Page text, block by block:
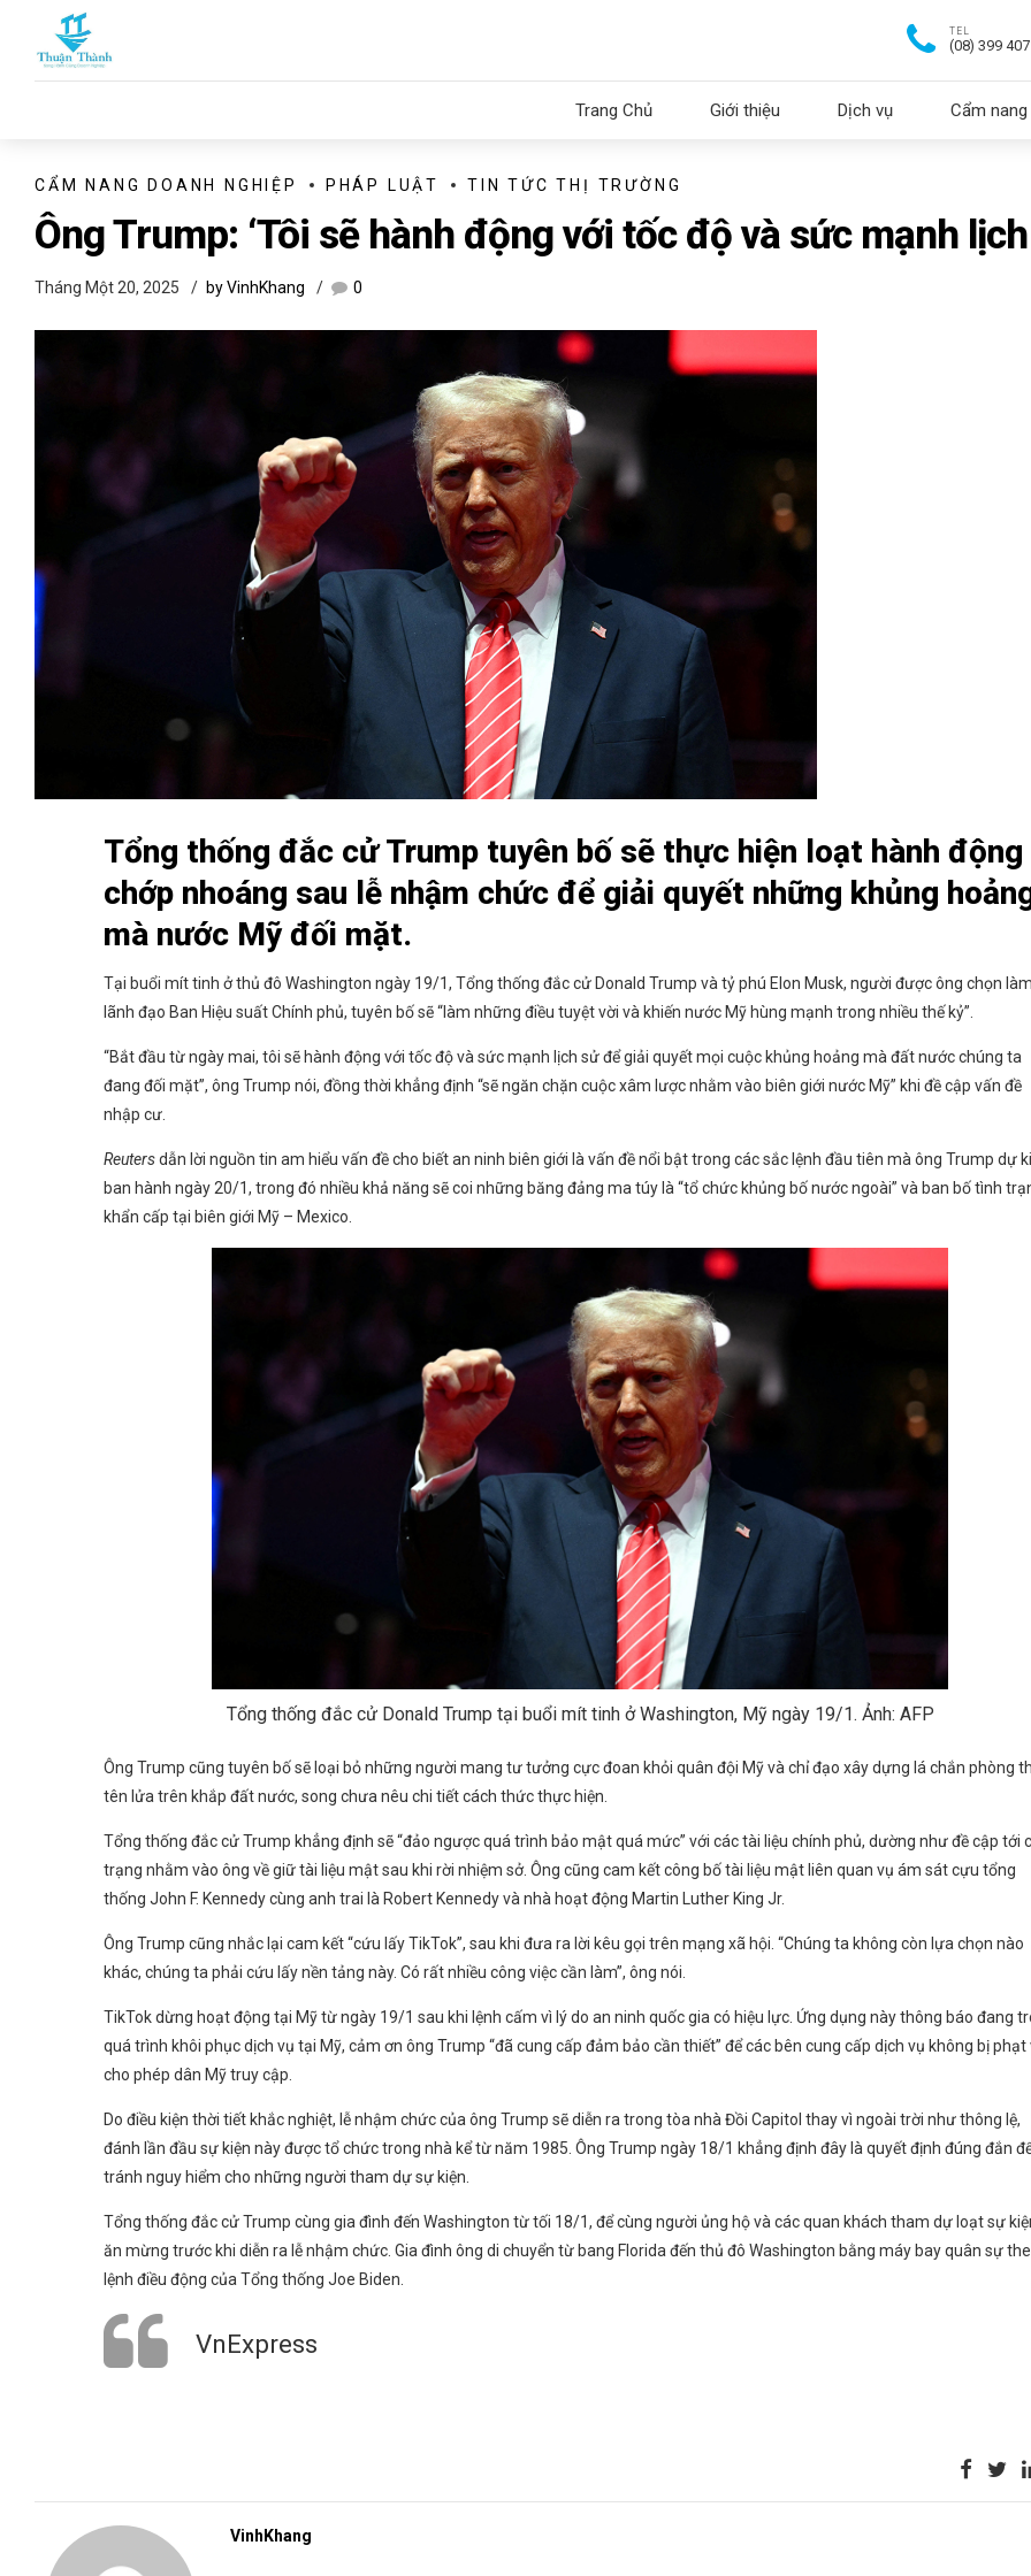
TEL
(08) 399
Trang Chủ Giới thiệu Dịch vụ Cẩm
CẨM NANG DOANH NGHIỆP PHÁP LUẬT TIN TỨC THỊ TRƯỜNG
Ông Trump: ‘Tôi sẽ hành động với tốc độ và sức mạnh lịch
Tháng Một 20, 2025 by VinhKhang 0
Tổng thống đắc cử Trump tuyên bố sẽ thực hiện loạt hành động
chớp nhoáng sau lễ nhậm chức để giải quyết những khủng
mà nước Mỹ đối mặt.
Tại buổi mít tinh ở thủ đô Washington ngày 19/1, Tổng thống đắc cử Donald Trump và tỷ phú Elon Musk, người được ông chọn làm
lãnh đạo Ban Hiệu suất Chính phủ, tuyên bố sẽ “làm những điều tuyệt vời và khiến nước Mỹ hùng mạnh trong nhiều thế kỷ”.
“Bắt đầu từ ngày mai, tôi sẽ hành động với tốc độ và sức mạnh lịch sử để giải quyết mọi cuộc khủng hoảng mà đất nước chúng ta
đang đối mặt”, ông Trump nói, đồng thời khẳng định “sẽ ngăn chặn cuộc xâm lược nhằm vào biên giới nước Mỹ” khi đề cập vấn đề
nhập cư.
Reutersdẫn lời nguồn tin am hiểu vấn đề cho biết an ninh biên giới là vấn đề nổi bật trong các sắc lệnh đầu tiên mà ông Trump dự
ban hành ngày 20/1, trong đó nhiều khả năng sẽ coi những băng đảng ma túy là “tổ chức khủng bố nước ngoài” và ban bố tình
khẩn cấp tại biên giới Mỹ – Mexico.
Tổng thống đắc cử Donald Trump tại buổi mít tinh ở Washington, Mỹ ngày 19/1. Ảnh: AFP
Ông Trump cũng tuyên bố sẽ loại bỏ những người mang tư tưởng cực đoan khỏi quân đội Mỹ và chỉ đạo xây dựng lá chắn phòng
tên lửa trên khắp đất nước, song chưa nêu chi tiết cách thức thực hiện.
Tổng thống đắc cử Trump khẳng định sẽ “đảo ngược quá trình bảo mật quá mức” với các tài liệu chính phủ, dường như đề cập tới
trạng nhằm vào ông về giữ tài liệu mật sau khi rời nhiệm sở. Ông cũng cam kết công bố tài liệu mật liên quan vụ ám sát cựu tổng
thống John F. Kennedy cùng anh trai là Robert Kennedy và nhà hoạt động Martin Luther King Jr.
Ông Trump cũng nhắc lại cam kết “cứu lấy TikTok”, sau khi đưa ra lời kêu gọi trên mạng xã hội. “Chúng ta không còn lựa chọn nào
khác, chúng ta phải cứu lấy nền tảng này. Có rất nhiều công việc cần làm”, ông nói.
TikTok dừng hoạt động tại Mỹ từ ngày 19/1 sau khi lệnh cấm vì lý do an ninh quốc gia có hiệu lực. Ứng dụng này thông báo đang
quá trình khôi phục dịch vụ tại Mỹ, cảm ơn ông Trump “đã cung cấp đảm bảo cần thiết” để các bên cung cấp dịch vụ không bị phạt
cho phép dân Mỹ truy cập.
Do điều kiện thời tiết khắc nghiệt, lễ nhậm chức của ông Trump sẽ diễn ra trong tòa nhà Đồi Capitol thay vì ngoài trời như thông lệ,
đánh lần đầu sự kiện này được tổ chức trong nhà kể từ năm 1985. Ông Trump ngày 18/1 khẳng định đây là quyết định đúng đắn
tránh nguy hiểm cho những người tham dự sự kiện.
Tổng thống đắc cử Trump cùng gia đình đến Washington từ tối 18/1, để cùng người ủng hộ và các quan khách tham dự loạt sự
ăn mừng trước khi diễn ra lễ nhậm chức. Gia đình ông di chuyển từ bang Florida đến thủ đô Washington bằng máy bay quân sự
lệnh điều động của Tổng thống Joe Biden.
VnExpress
VinhKhang